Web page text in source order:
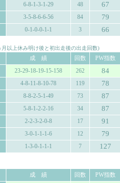
6-8-1-3-1-29 48 67
3-5-8-6-6-56 84 79
0-1-0-0-1-1 3 66
以上休み明け後と初出走後の出走回数)
成 績 回数
PW指数
23-29-18-19-15-158 262 84
4-8-11-8-10-78 119 78
8-8-2-5-1-49 73 87
5-8-1-2-2-16 34 87
2-2-3-2-0-8 17 91
3-0-1-1-1-6 12 79
1-3-0-1-1-1 7 127
成 績 回数
PW指数